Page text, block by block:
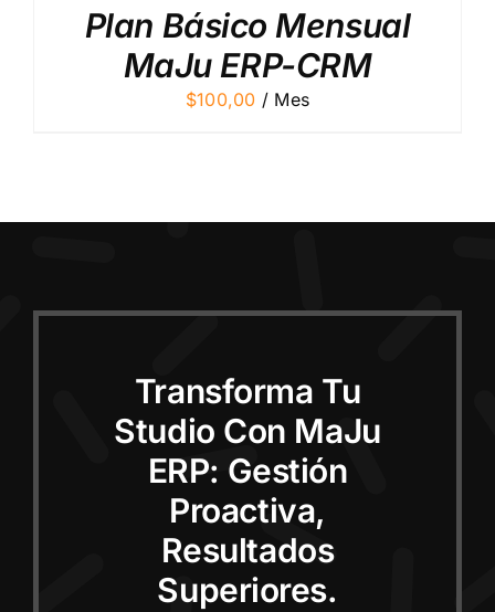
Plan Básico Mensual
MaJu ERP-CRM
$100,00 / Mes
Transforma Tu
Studio Con MaJu
ERP: Gestión
Proactiva,
Resultados
Superiores.